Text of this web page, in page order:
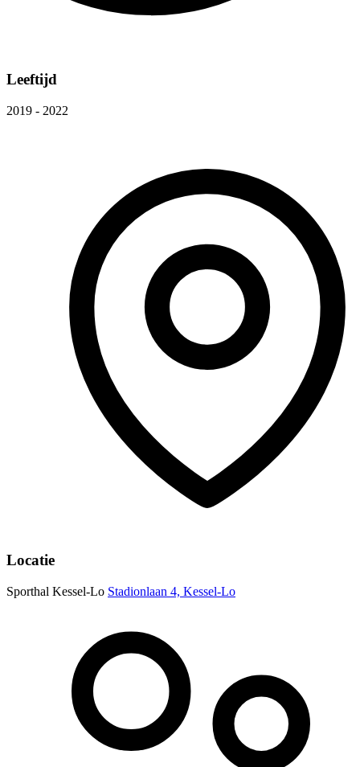
Leeftijd
2019 - 2022
Locatie
Sporthal Kessel-Lo Stadionlaan 4, Kessel-Lo